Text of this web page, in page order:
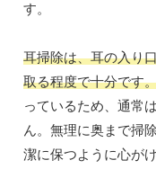
す。
耳掃除は、耳の入り
取る程度で十分です
っているため、通常
ん。無理に奥まで掃
潔に保つように心が